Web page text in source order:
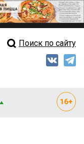
выпуск
Поиск по сайту